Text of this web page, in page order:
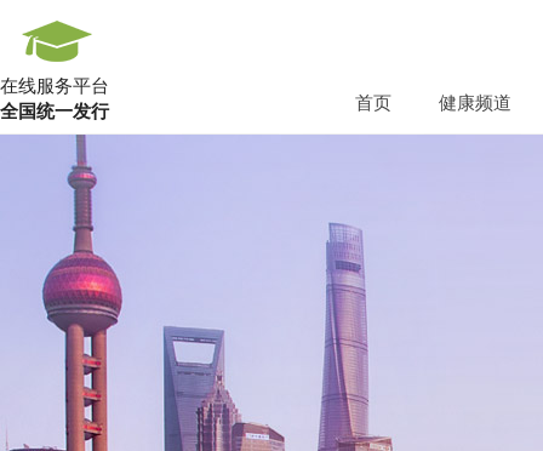
首页 健康频道
在线服务平台
全国统一发行